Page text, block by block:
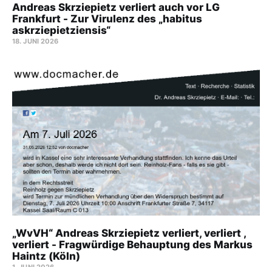
Andreas Skrziepietz verliert auch vor LG
Frankfurt - Zur Virulenz des „habitus
askrziepietziensis“
18. JUNI 2026
„WvVH“ Andreas Skrziepietz verliert, verliert ,
verliert - Fragwürdige Behauptung des Markus
Haintz (Köln)